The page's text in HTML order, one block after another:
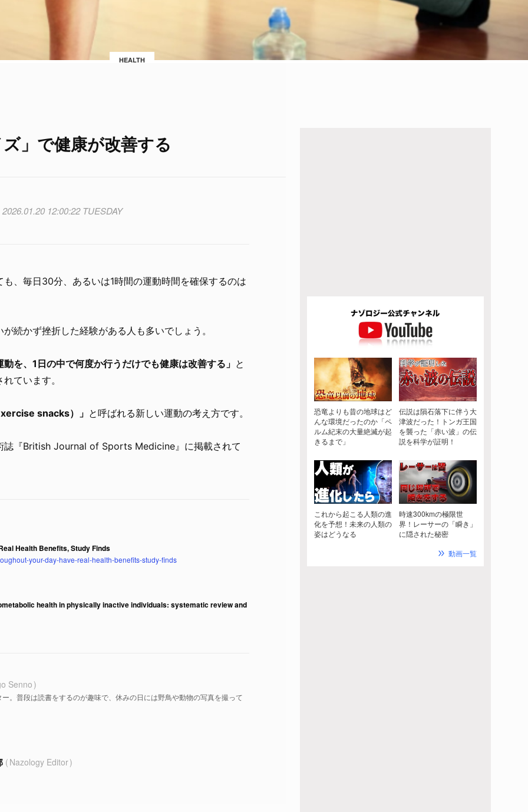
HEALTH
」で健康が改善する
2026.01.20 12:00:22 TUESDAY
、毎日30分、あるいは1時間の運動時間を確保するのは
続かず挫折した経験がある人も多いでしょう。
を、1日の中で何度か行うだけでも健康は改善する」 と
ています。
snacks）」 と呼ばれる新しい運動の考え方です。
誌『British Journal of Sports Medicine』に掲載されて
Health Benefits, Study Finds
your-day-have-real-health-benefits-study-finds
health in physically inactive individuals: systematic review and
Senno
。普段は読書をするのが趣味で、休みの日には野鳥や動物の写真を撮って
Nazology Editor
恐竜よりも昔の地球はど
んな環境だったのか「ペ
ルム紀末の大量絶滅が起
きるまで」
伝説は隕石落下に伴う大
津波だった！トンガ王国
を襲った「赤い波」の伝
説を科学が証明！
これから起こる人類の進
化を予想！未来の人類の
姿はどうなる
時速300kmの極限世
界！レーサーの「瞬き」
に隠された秘密
動画一覧